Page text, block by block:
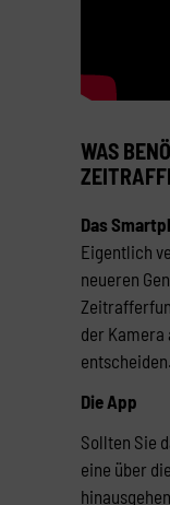
WAS
Das
Eigentlich
neueren
der Kamera
entscheiden.
Die App
Sollten Sie
eine über